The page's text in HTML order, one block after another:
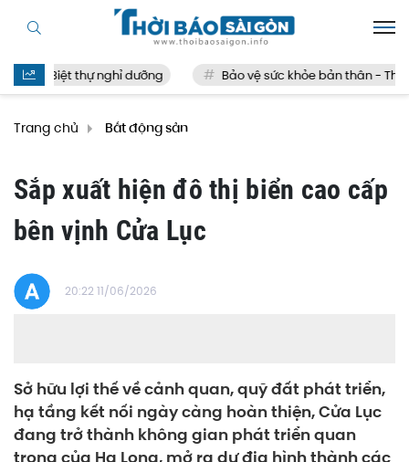
Biệt thự nghỉ dưỡng Bảo vệ sức khỏe bản thân - Thế
Trang chủ Bất động sản
Sắp xuất hiện đô thị biển cao cấp
bên vịnh Cửa Lục
20:22 11/06/2026
Sở hữu lợi thế về cảnh quan, quỹ đất phát triển,
hạ tầng kết nối ngày càng hoàn thiện, Cửa Lục
đang trở thành không gian phát triển quan
trọng của Hạ Long, mở ra dư địa hình thành các